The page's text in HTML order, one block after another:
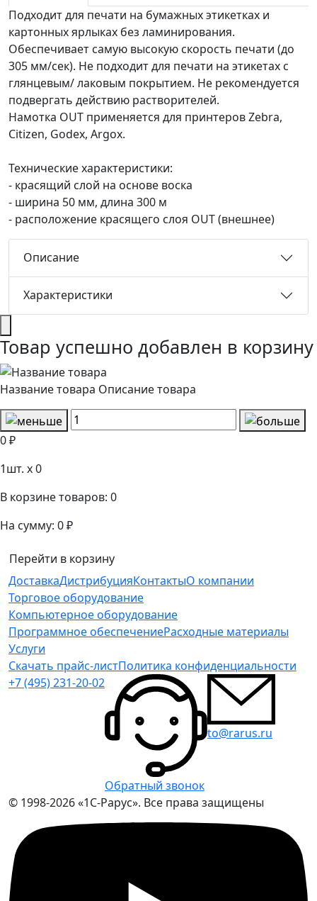
Подходит для печати на бумажных этикетках и
картонных ярлыках без ламинирования.
Обеспечивает самую высокую скорость печати (до
305 мм/сек). Не подходит для печати на этикетах с
глянцевым/ лаковым покрытием. Не рекомендуется
подвергать действию растворителей.
Намотка OUT применяется для принтеров Zebra,
Citizen, Godex, Argox.
Технические характеристики:
- красящий слой на основе воска
- ширина 50 мм, длина 300 м
- расположение красящего слоя OUT (внешнее)
Описание
Характеристики
Товар успешно добавлен в корзину
Название товара Описание товара
0 ₽
1шт. x0
В корзине товаров: 0
На сумму: 0 ₽
Перейти в корзину
ДоставкаДистрибуцияКонтактыО компании
Торговое оборудование
Компьютерное оборудование
Программное обеспечениеРасходные материалы
Услуги
Скачать прайс-листПолитика конфиденциальности
+7 (495) 231-20-02
Обратный звонок
to@rarus.ru
© 1998-2026 «1С-Рарус». Все права защищены